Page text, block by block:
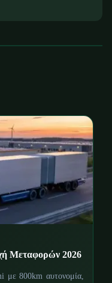
Μεταφορών 2026
με 800km αυτονομία,